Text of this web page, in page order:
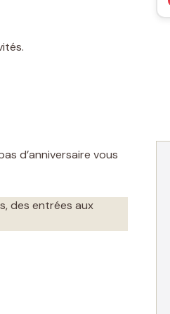
d’anniversaire vous
des entrées aux